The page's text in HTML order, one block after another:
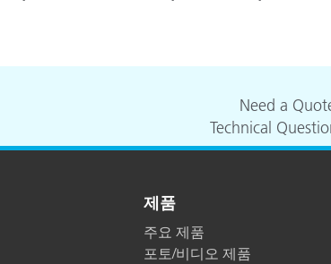
텍스타일
Need a
Technical
제품
주요 제품
포토/비디오 제품